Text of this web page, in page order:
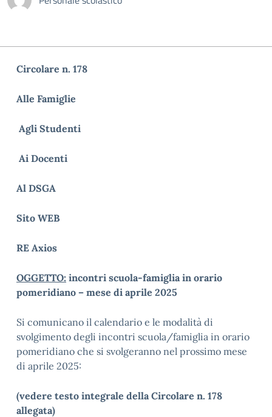
Circolare n. 178
Alle Famiglie
Agli Studenti
Ai Docenti
Al DSGA
Sito WEB
RE Axios
OGGETTO: incontri scuola-famiglia in orario
pomeridiano – mese di aprile 2025
Si comunicano il calendario e le modalità di
svolgimento degli incontri scuola/famiglia in orario
pomeridiano che si svolgeranno nel prossimo mese
di aprile 2025:
(vedere testo integrale della Circolare n. 178
allegata)